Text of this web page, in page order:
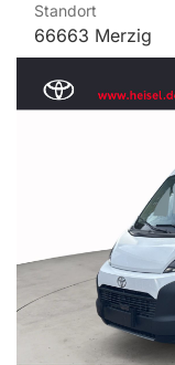
Standort
66663 Merzig